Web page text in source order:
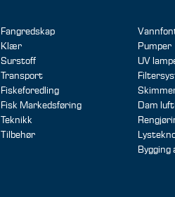
Fangredskap
Klær
Surstoff
Transport
Fiskeforedling
Fisk Markedsføring
Teknikk
Tilbehør
Pumper
UV
Dam
Bygging